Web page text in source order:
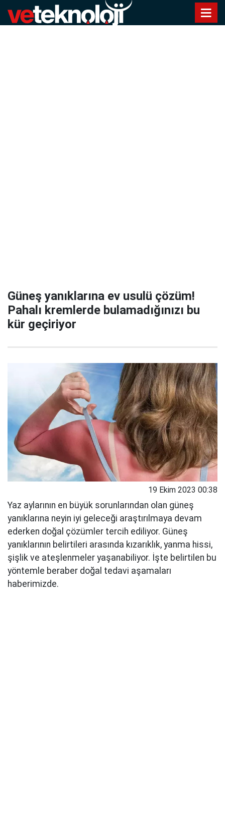
Güneş yanıklarına ev usulü çözüm!
Pahalı kremlerde bulamadığınızı bu
kür geçiriyor
19 Ekim 2023 00:38
Yaz aylarının en büyük sorunlarından olan güneş
yanıklarına neyin iyi geleceği araştırılmaya devam
ederken doğal çözümler tercih ediliyor. Güneş
yanıklarının belirtileri arasında kızarıklık, yanma hissi,
şişlik ve ateşlenmeler yaşanabiliyor. İşte belirtilen bu
yöntemle beraber doğal tedavi aşamaları
haberimizde.